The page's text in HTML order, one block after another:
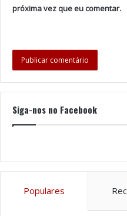
próxima vez que eu comentar.
Siga-nos no Facebook
Populares